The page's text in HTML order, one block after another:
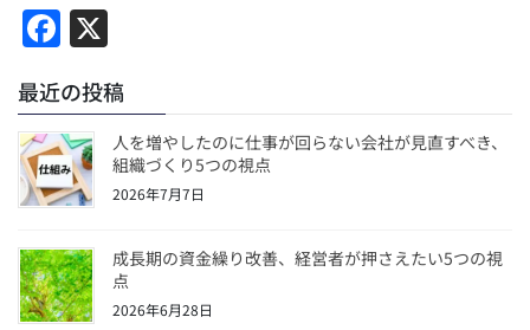
F
a
c
e
b
o
o
k
最近の投稿
人を増やしたのに仕事が回らない会社が見直すべき、
組織づくり5つの視点
2026年7月7日
成長期の資金繰り改善、経営者が押さえたい5つの視
点
2026年6月28日